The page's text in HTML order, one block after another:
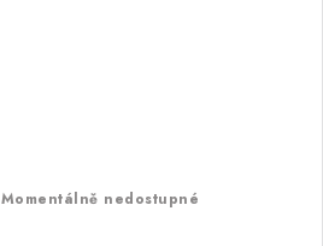
Momentálně nedostupné